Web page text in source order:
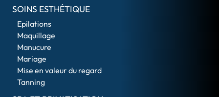
SOINS ESTHÉTIQUE
Epilations
Maquillage
Manucure
Mariage
Mise en valeur du regard
Tanning